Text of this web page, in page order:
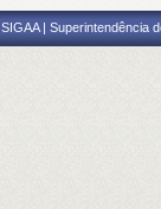
SIGAA | Superintendência